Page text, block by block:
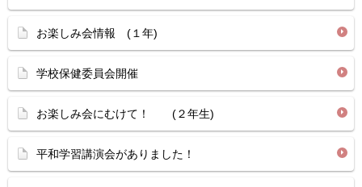
お楽しみ会情報 (１年)
学校保健委員会開催
お楽しみ会にむけて！ (２年生)
平和学習講演会がありました！